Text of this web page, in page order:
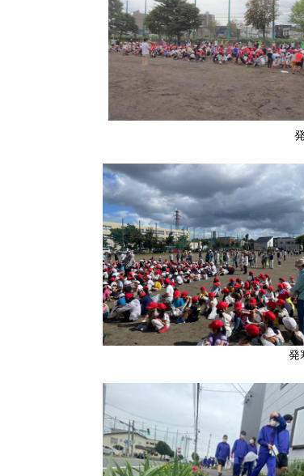
発